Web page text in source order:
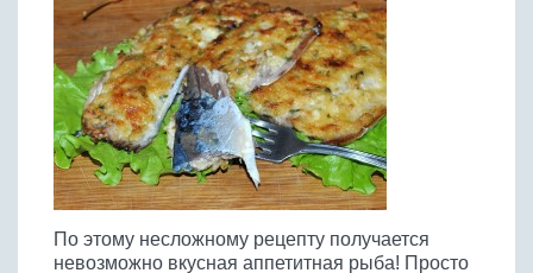
По этому несложному рецепту получается
невозможно вкусная аппетитная рыба! Просто